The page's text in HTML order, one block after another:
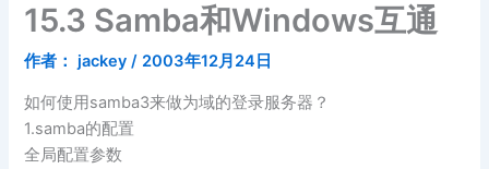
15.3 Samba和Windows互通
作者： jackey/ 2003年12月24日
如何使用samba3来做为域的登录服务器？
1.samba的配置
全局配置参数